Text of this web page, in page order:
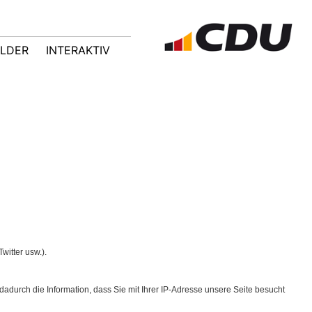
INTERAKTIV
usw.).
die Information, dass Sie mit Ihrer IP-Adresse unsere Seite besucht